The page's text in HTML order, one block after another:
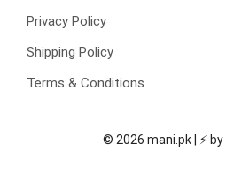
Privacy Policy
Shipping Policy
Terms & Conditions
© 2026 mani.pk | ⚡ by